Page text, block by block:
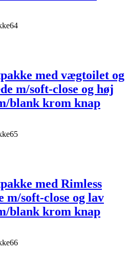
med vægtoilet og
m/soft-close og høj
blank krom knap
kr..
med Rimless
m/soft-close og lav
blank krom knap